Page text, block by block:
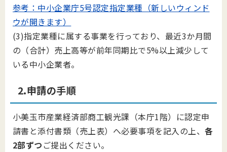
参考：中小企業庁5号認定指定業種（新しいウィンド
ウが開きます）
(3)指定業種に属する事業を行っており、最近3か月間
の（合計）売上高等が前年同期比で5%以上減少して
いる中小企業者。
2.申請の手順
小美玉市産業経済部商工観光課（本庁1階）に認定申
請書と添付書類（売上表）へ必要事項を記入の上、各
2部ずつ ご提出ください。